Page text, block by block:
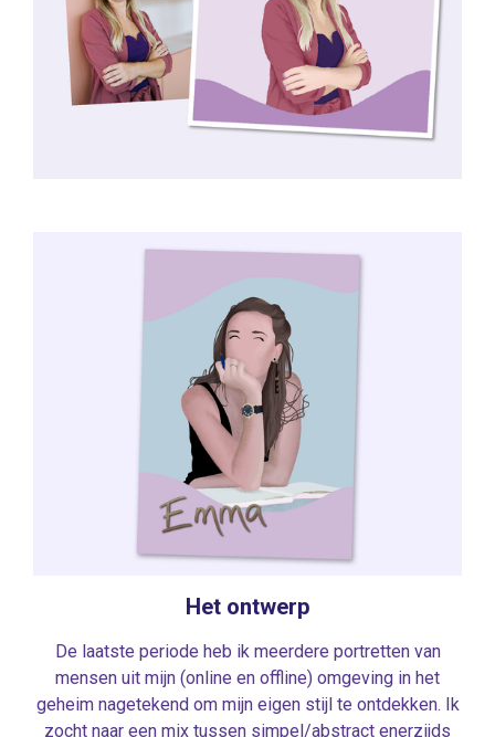
Het ontwerp
De laatste periode heb ik meerdere portretten van
mensen uit mijn (online en offline) omgeving in het
geheim nagetekend om mijn eigen stijl te ontdekken. Ik
zocht naar een mix tussen simpel/abstract enerzijds